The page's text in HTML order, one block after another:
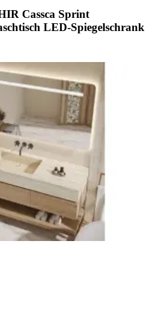
Cassca Sprint
LED-Spiegelschrank